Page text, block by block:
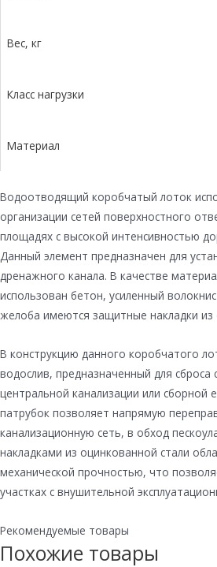
Вес, кг
Класс нагрузки
Материал
Водоотводящий коробчатый лоток
организации сетей поверхностного
площадях с высокой интенсивностью
Данный элемент предназначен для
дренажного канала. В качестве
использован бетон, усиленный
желоба имеются защитные накладки из
В конструкцию данного коробчатого
водослив, предназначенный для
центральной канализации или сборной
патрубок позволяет напрямую
канализационную сеть, в обход
накладками из оцинкованной стали
механической прочностью, что
участках с внушительной
Рекомендуемые товары
Похожие товары